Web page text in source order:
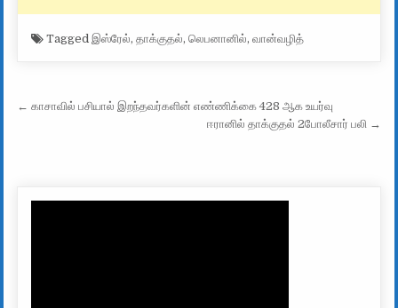
Taggedஇஸ்ரேல்,தாக்குதல்,லெபனானில்,வான்வழித்
Post navigation
← காசாவில் பசியால் இறந்தவர்களின் எண்ணிக்கை 428 ஆக உயர்வு
ஈரானில் தாக்குதல் 2போலீசார் பலி →